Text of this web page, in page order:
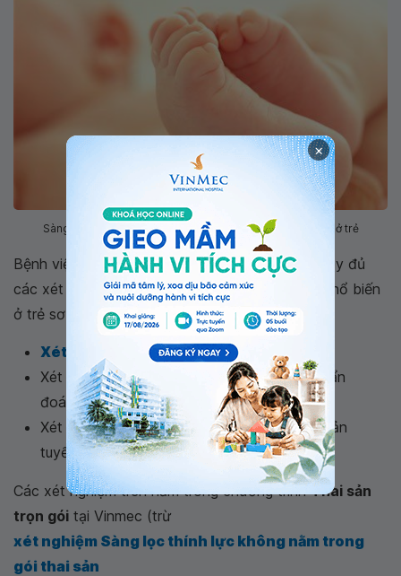
Sàng lọc sơ sinh bằng lấy máu gót chân chẩn đoán bệnh ở trẻ
Bệnh viện Đa khoa Quốc tế Vinmec cung cấp đầy đủ
các xét nghiệm giúp sàng lọc sớm các bệnh lý phổ biến
ở trẻ sơ sinh. Các sàng lọc ở Vinmec bao gồm:
Xét nghiệm thiếu hụt men G6PD
Xét nghiệmđịnh lượng TSH, T3, T4 để chẩn
đoán suy giáp bẩm sinh
Xét nghiệm 17-OHP nhằm chẩn đoán tăng sản
tuyến thượng thận bẩm sinh.
Các xét nghiệm trên nằm trong chương trìnhThai sản
trọn gói tại Vinmec (trừ
xét nghiệm Sàng lọc thính lực không nằm trong
gói thai sản
×